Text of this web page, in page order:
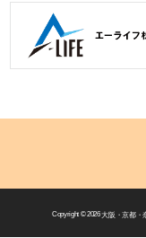
Copyright © 2026大阪・京都・